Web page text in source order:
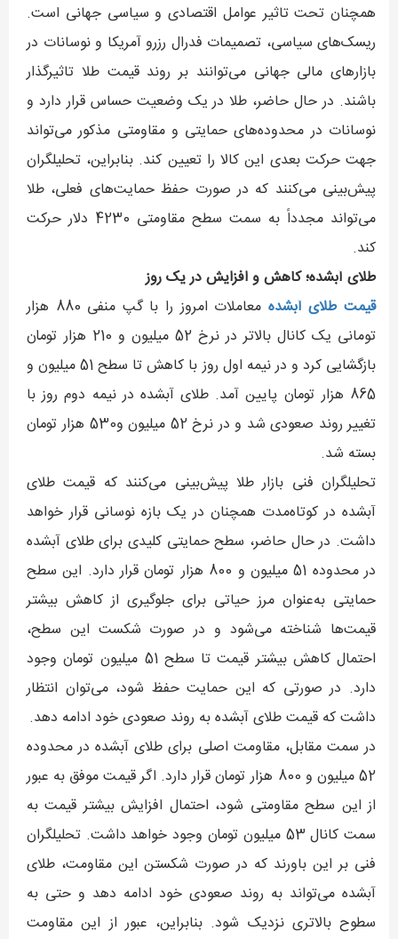
همچنان تحت تاثیر عوامل اقتصادی و سیاسی جهانی است.
ریسک‌های سیاسی، تصمیمات فدرال رزرو آمریکا و نوسانات در
بازارهای مالی جهانی می‌توانند بر روند قیمت طلا تاثیرگذار
باشند. در حال حاضر، طلا در یک وضعیت حساس قرار دارد و
نوسانات در محدوده‌های حمایتی و مقاومتی مذکور می‌تواند
جهت حرکت بعدی این کالا را تعیین کند. بنابراین، تحلیلگران
پیش‌بینی می‌کنند که در صورت حفظ حمایت‌های فعلی، طلا
می‌تواند مجدداً به سمت سطح مقاومتی 4230 دلار حرکت
کند.
طلای آبشده؛ کاهش و افزایش در یک روز
قیمت طلای آبشده
معاملات امروز را با گپ منفی 880 هزار
تومانی یک کانال بالاتر در نرخ 52 میلیون و 210 هزار تومان
بازگشایی کرد و در نیمه اول روز با کاهش تا سطح 51 میلیون و
865 هزار تومان پایین آمد. طلای آبشده در نیمه دوم روز با
تغییر روند صعودی شد و در نرخ 52 میلیون و530 هزار تومان
بسته شد.
تحلیلگران فنی بازار طلا پیش‌بینی می‌کنند که قیمت طلای
آبشده در کوتاه‌مدت همچنان در یک بازه نوسانی قرار خواهد
داشت. در حال حاضر، سطح حمایتی کلیدی برای طلای آبشده
در محدوده 51 میلیون و 800 هزار تومان قرار دارد. این سطح
حمایتی به‌عنوان مرز حیاتی برای جلوگیری از کاهش بیشتر
قیمت‌ها شناخته می‌شود و در صورت شکست این سطح،
احتمال کاهش بیشتر قیمت تا سطح 51 میلیون تومان وجود
دارد. در صورتی که این حمایت حفظ شود، می‌توان انتظار
داشت که قیمت طلای آبشده به روند صعودی خود ادامه دهد.
در سمت مقابل، مقاومت اصلی برای طلای آبشده در محدوده
52 میلیون و 800 هزار تومان قرار دارد. اگر قیمت موفق به عبور
از این سطح مقاومتی شود، احتمال افزایش بیشتر قیمت به
سمت کانال 53 میلیون تومان وجود خواهد داشت. تحلیلگران
فنی بر این باورند که در صورت شکستن این مقاومت، طلای
آبشده می‌تواند به روند صعودی خود ادامه دهد و حتی به
سطوح بالاتری نزدیک شود. بنابراین، عبور از این مقاومت